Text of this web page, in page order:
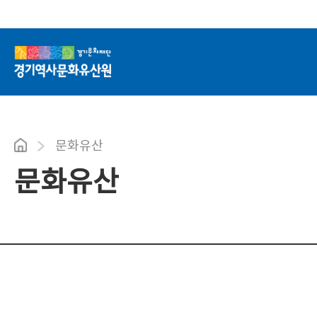
문화유산
문화유산